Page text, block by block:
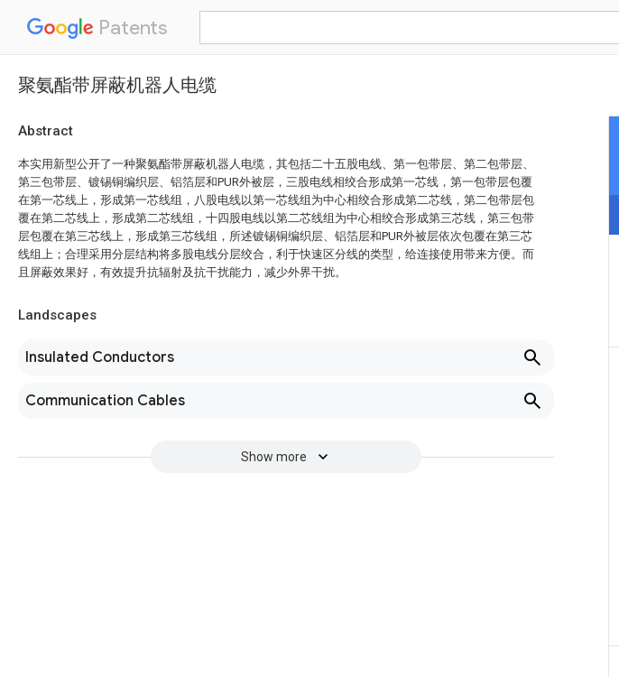
Patents
聚氨酯带屏蔽机器人电缆
Abstract
本实用新型公开了一种聚氨酯带屏蔽机器人电缆，其包括二十五股电线、第一包带层、第二包带层、
第三包带层、镀锡铜编织层、铝箔层和PUR外被层，三股电线相绞合形成第一芯线，第一包带层包覆
在第一芯线上，形成第一芯线组，八股电线以第一芯线组为中心相绞合形成第二芯线，第二包带层包
覆在第二芯线上，形成第二芯线组，十四股电线以第二芯线组为中心相绞合形成第三芯线，第三包带
层包覆在第三芯线上，形成第三芯线组，所述镀锡铜编织层、铝箔层和PUR外被层依次包覆在第三芯
线组上；合理采用分层结构将多股电线分层绞合，利于快速区分线的类型，给连接使用带来方便。而
且屏蔽效果好，有效提升抗辐射及抗干扰能力，减少外界干扰。
Landscapes
Insulated Conductors
Communication Cables
Show more